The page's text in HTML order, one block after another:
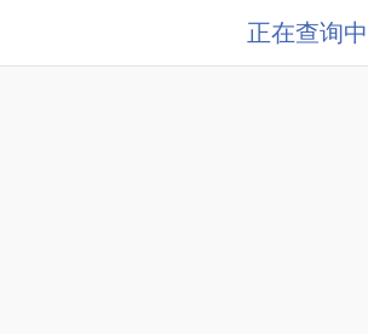
正在查询中